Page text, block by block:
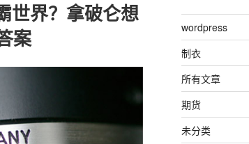
世界？拿破仑想
案
wordpress
制衣
所有文章
期货
未分类